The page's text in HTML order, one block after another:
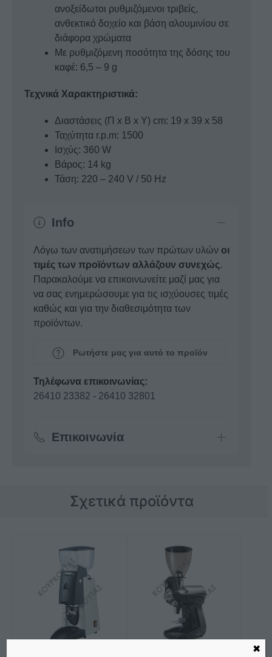
ανοξείδωτοι ρυθμιζόμενοι τριβείς,
ανθεκτικό δοχείο και βάση αλουμινίου σε
διάφορα χρώματα
Με ρυθμιζόμενη ποσότητα της δόσης του
καφέ: 6,5 – 9 g
Τεχνικά Χαρακτηριστικά:
Διαστάσεις (Π x Β x Υ) cm: 19 x 39 x 58
Ταχύτητα r.p.m: 1500
Ισχύς: 360 W
Βάρος: 14 kg
Τάση: 220 – 240 V / 50 Hz
Info
Λόγω των ανατιμήσεων των πρώτων υλών οι
τιμές των προϊόντων αλλάζουν συνεχώς.
Παρακαλούμε να επικοινωνείτε μαζί μας για
να σας ενημερώσουμε για τις ισχύουσες τιμές
καθώς και για την διαθεσιμότητα των
προϊόντων.
Ρωτήστε μας για αυτό το προϊόν
Τηλέφωνα επικοινωνίας:
26410 23382 - 26410 32801
Επικοινωνία
Σχετικά προϊόντα
✖